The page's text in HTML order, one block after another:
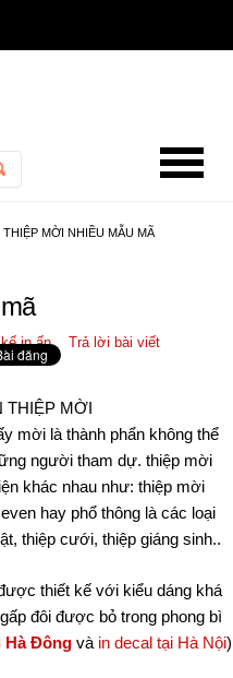
THIỆP MỜI NHIỀU MẪU MÃ
in ấn Trả lời bài viết
THIỆP MỜI
mời là thành phẩn không thể
người tham dự. thiệp mời
khác nhau như: thiệp mời
hay phổ thông là các loại
thiệp cưới, thiệp giáng sinh..
thiết kế với kiểu dáng khá
đôi được bỏ trong phong bì
Hà Đông và in decal tại Hà Nội)
Me